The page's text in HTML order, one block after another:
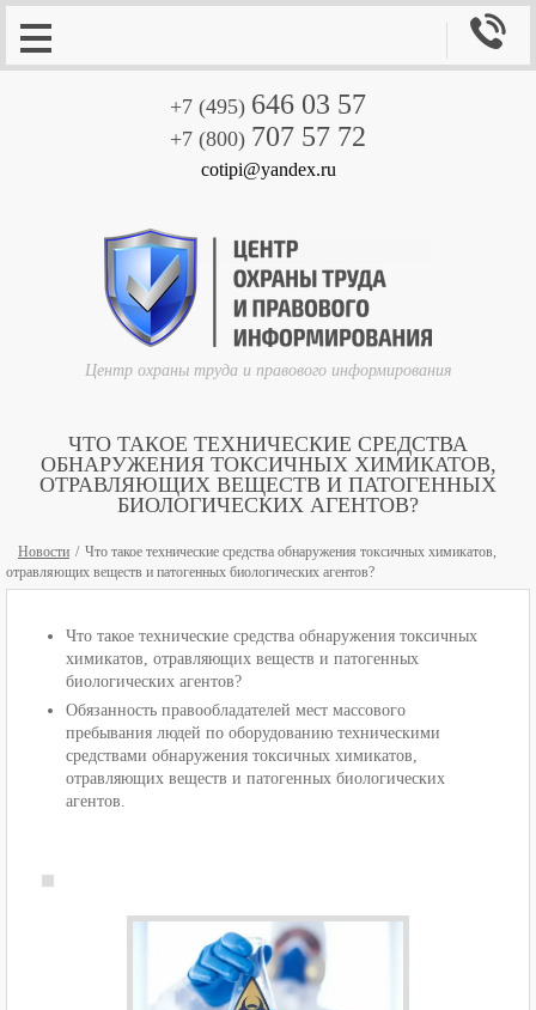
+7 (495) 646 03 57
+7 (800) 707 57 72
cotipi@yandex.ru
Центр охраны труда и правового информирования

ЧТО ТАКОЕ ТЕХНИЧЕСКИЕ СРЕДСТВА
ОБНАРУЖЕНИЯ ТОКСИЧНЫХ ХИМИКАТОВ,
ОТРАВЛЯЮЩИХ ВЕЩЕСТВ И ПАТОГЕННЫХ
БИОЛОГИЧЕСКИХ АГЕНТОВ?
Новости
Что такое технические средства обнаружения токсичных химикатов,
отравляющих веществ и патогенных биологических агентов?
Что такое технические средства обнаружения токсичных
химикатов, отравляющих веществ и патогенных
биологических агентов?
Обязанность правообладателей мест массового
пребывания людей по оборудованию техническими
средствами обнаружения токсичных химикатов,
отравляющих веществ и патогенных биологических
агентов.